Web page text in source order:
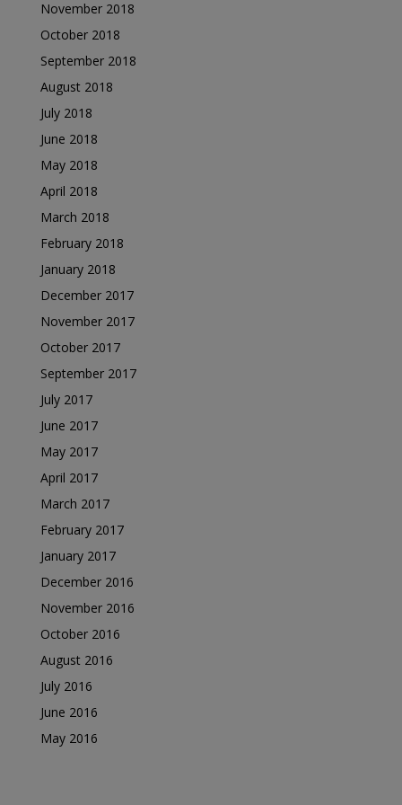
November 2018
October 2018
September 2018
August 2018
July 2018
June 2018
May 2018
April 2018
March 2018
February 2018
January 2018
December 2017
November 2017
October 2017
September 2017
July 2017
June 2017
May 2017
April 2017
March 2017
February 2017
January 2017
December 2016
November 2016
October 2016
August 2016
July 2016
June 2016
May 2016